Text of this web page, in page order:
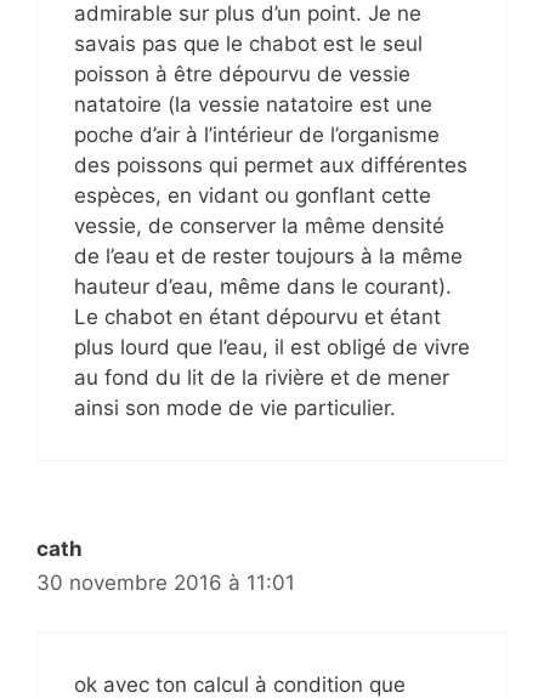
admirable sur plus d’un point. Je ne
savais pas que le chabot est le seul
poisson à être dépourvu de vessie
natatoire (la vessie natatoire est une
poche d’air à l’intérieur de l’organisme
des poissons qui permet aux différentes
espèces, en vidant ou gonflant cette
vessie, de conserver la même densité
de l’eau et de rester toujours à la même
hauteur d’eau, même dans le courant).
Le chabot en étant dépourvu et étant
plus lourd que l’eau, il est obligé de vivre
au fond du lit de la rivière et de mener
ainsi son mode de vie particulier.
cath
30 novembre 2016 à 11:01
ok avec ton calcul à condition que